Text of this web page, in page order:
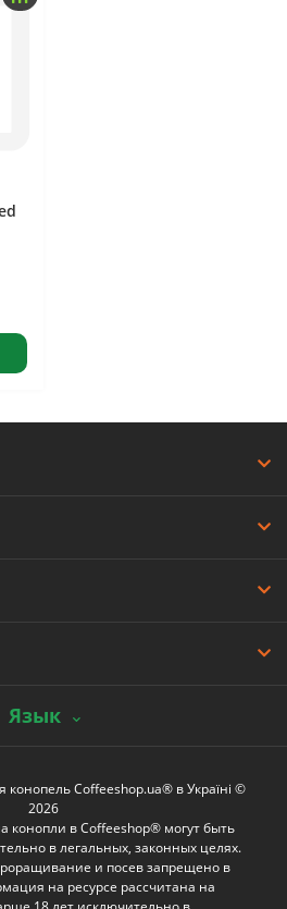
Язык
Coffeeshop.ua® в Україні ©
2026
конопли в Coffeeshop® могут быть
в легальных, законных целях.
и посев запрещено в
на ресурсе рассчитана на